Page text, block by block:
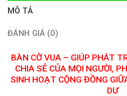
MÔ TẢ
ĐÁNH GIÁ (0)
BÀN CỜ VUA – GIÚP PHÁT
CHIA SẺ CỦA MỌI NGƯỜI,
SINH HOẠT CỘNG ĐỒNG
DƯ